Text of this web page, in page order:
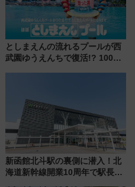
としまえんの流れるプールが西
武園ゆうえんちで復活!? 100周
新函館北斗駅の裏側に潜入！北
海道新幹線開業10周年で駅長